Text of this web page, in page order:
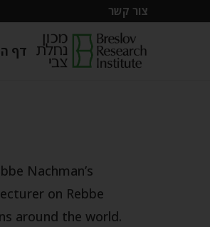
צור קשר
דף
Nachman’s
on Rebbe
around the world.